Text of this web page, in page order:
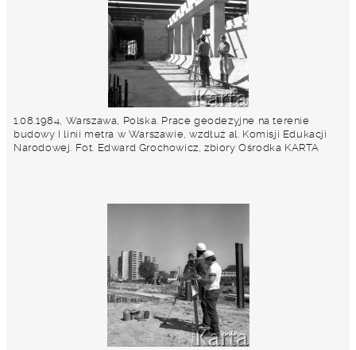
1.08.1984, Warszawa, Polska. Prace geodezyjne na terenie
budowy I linii metra w Warszawie, wzdłuż al. Komisji Edukacji
Narodowej. Fot. Edward Grochowicz, zbiory Ośrodka KARTA